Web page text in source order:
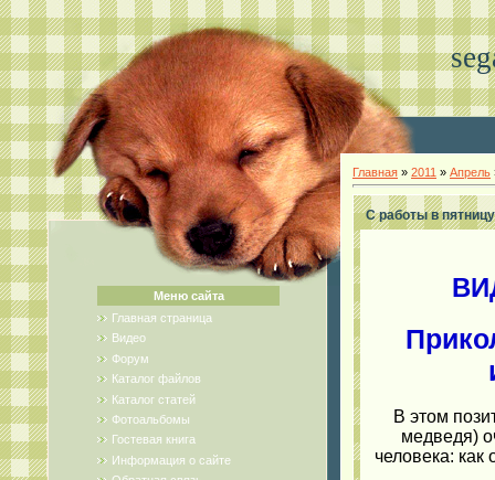
Меню сайта
Главная страница
Видео
Форум
Каталог файлов
Каталог статей
Фотоальбомы
Гостевая книга
Информация о сайте
Главная » 2011 » Апрель
С работы в
В этом
медведя)
человека: